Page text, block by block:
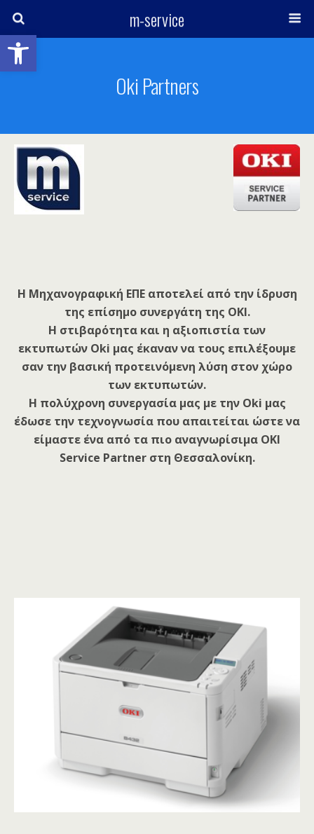
Ανοίξτε τη γραμμή εργαλείων
m-service
Oki Partners
Η Μηχανογραφική ΕΠΕ αποτελεί από την ίδρυση
της επίσημο συνεργάτη της OKI.
H στιβαρότητα και η αξιοπιστία των
εκτυπωτών Oki μας έκαναν να τους επιλέξουμε
σαν την βασική προτεινόμενη λύση στον χώρο
των εκτυπωτών.
Η πολύχρονη συνεργασία μας με την Oki μας
έδωσε την τεχνογνωσία που απαιτείται ώστε να
είμαστε ένα από τα πιο αναγνωρίσιμα OKI
Service Partner στη Θεσσαλονίκη.